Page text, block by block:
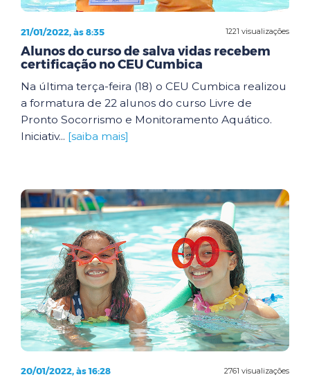
1221 visualizações
21/01/2022, às 8:35
Alunos do curso de salva vidas recebem
certificação no CEU Cumbica
Na última terça-feira (18) o CEU Cumbica realizou
a formatura de 22 alunos do curso Livre de
Pronto Socorrismo e Monitoramento Aquático.
Iniciativ... [saiba mais]
2761 visualizações
20/01/2022, às 16:28